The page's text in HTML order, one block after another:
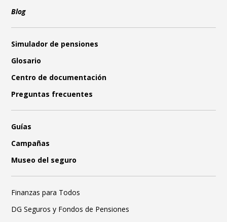
Blog
Simulador de pensiones
Glosario
Centro de documentación
Preguntas frecuentes
Guías
Campañas
Museo del seguro
Finanzas para Todos
DG Seguros y Fondos de Pensiones